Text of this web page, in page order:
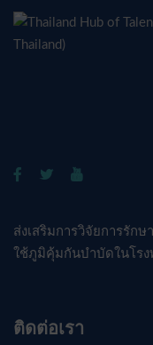
ส่งเสริมการวิจัยการรัก
ใช้ภูมิคุ้มกันบำบัดในโร
ติดต่อเรา